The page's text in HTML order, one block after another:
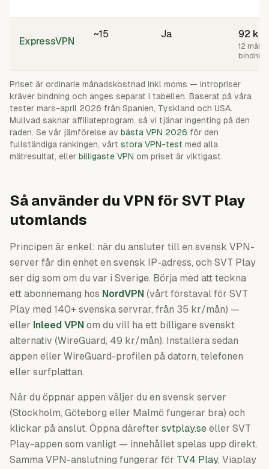
ExpressVPN
~15 Ja 92 kr
12
bindning
Priset är ordinarie månadskostnad inkl moms — intropriser
kräver bindning och anges separat i tabellen. Baserat på våra
tester mars-april 2026 från Spanien, Tyskland och USA.
Mullvad saknar affiliateprogram, så vi tjänar ingenting på den
raden. Se vår jämförelse av bästa VPN 2026 för den
fullständiga rankingen, vårt stora VPN-test med alla
mätresultat, eller billigaste VPN om priset är viktigast.
Så använder du VPN för SVT Play
utomlands
Principen är enkel: när du ansluter till en svensk VPN-
server får din enhet en svensk IP-adress, och SVT Play
ser dig som om du var i Sverige. Börja med att teckna
ett abonnemang hos NordVPN (vårt förstaval för SVT
Play med 140+ svenska servrar, från 35 kr/mån) —
eller Inleed VPN om du vill ha ett billigare svenskt
alternativ (WireGuard, 49 kr/mån). Installera sedan
appen eller WireGuard-profilen på datorn, telefonen
eller surfplattan.
När du öppnar appen väljer du en svensk server
(Stockholm, Göteborg eller Malmö fungerar bra) och
klickar på anslut. Öppna därefter svtplay.se eller SVT
Play-appen som vanligt — innehållet spelas upp direkt.
Samma VPN-anslutning fungerar för TV4 Play, Viaplay